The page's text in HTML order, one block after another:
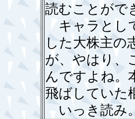
読むことがで
キャラとし
した大株主の
が、やはり、
んですよね。
飛ばしていた
いっき読み